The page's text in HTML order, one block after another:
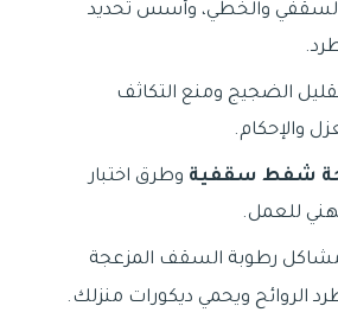
والخطي، وأسس تحديد
الضجيج ومنع التكاثف
والإحكام.
شفط سقفية وطرق اختبار
للعمل.
مشاكل رطوبة السقف المزعجة
الروائح ويحمي ديكورات منزلك.